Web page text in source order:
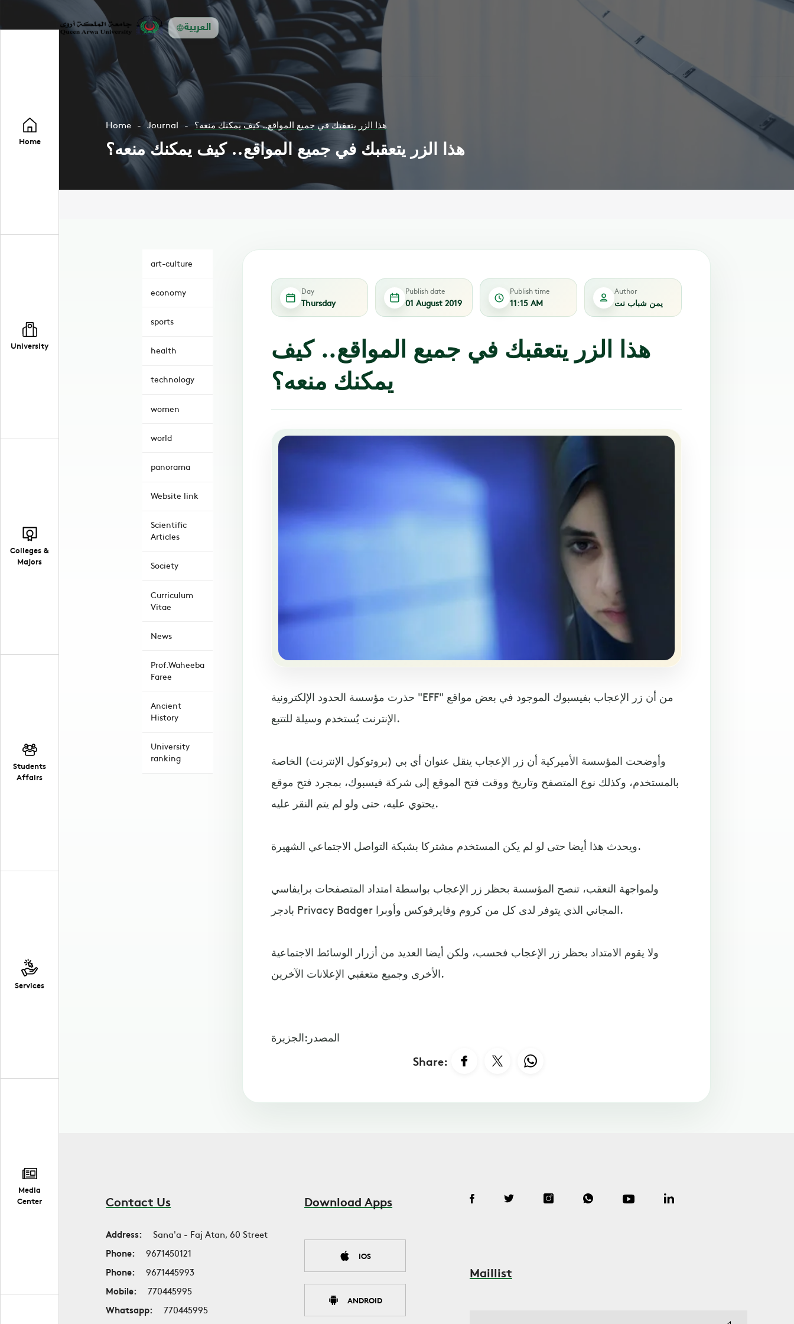
العربية
Home
University
Colleges &
Majors
Students
Affairs
Services
Media
Center
Home Journal هذا الزر يتعقبك في جميع المواقع.. كيف يمكنك منعه؟
هذا الزر يتعقبك في جميع المواقع.. كيف يمكنك منعه؟
art-culture
economy
sports
health
technology
women
world
panorama
Website link
Scientific
Articles
Society
Curriculum
Vitae
News
Prof.Waheeba
Faree
Ancient
History
University
ranking
Day
Thursday
Publish date
01 August 2019
Publish time
11:15 AM
Author
يمن شباب نت
هذا الزر يتعقبك في جميع المواقع.. كيف
يمكنك منعه؟
حذرت مؤسسة الحدود الإلكترونية "EFF" من أن زر الإعجاب بفيسبوك الموجود في بعض مواقع
الإنترنت يُستخدم وسيلة للتتبع.
وأوضحت المؤسسة الأميركية أن زر الإعجاب ينقل عنوان أي بي (بروتوكول الإنترنت) الخاصة
بالمستخدم، وكذلك نوع المتصفح وتاريخ ووقت فتح الموقع إلى شركة فيسبوك، بمجرد فتح موقع
يحتوي عليه، حتى ولو لم يتم النقر عليه.
ويحدث هذا أيضا حتى لو لم يكن المستخدم مشتركا بشبكة التواصل الاجتماعي الشهيرة.
ولمواجهة التعقب، تنصح المؤسسة بحظر زر الإعجاب بواسطة امتداد المتصفحات برايفاسي
بادجر Privacy Badger المجاني الذي يتوفر لدى كل من كروم وفايرفوكس وأوبرا.
ولا يقوم الامتداد بحظر زر الإعجاب فحسب، ولكن أيضا العديد من أزرار الوسائط الاجتماعية
الأخرى وجميع متعقبي الإعلانات الآخرين.
المصدر:الجزيرة
Share:
Contact Us
Address:
Sana'a - Faj Atan, 60 Street
Phone:
9671450121
Phone:
9671445993
Mobile:
770445995
Whatsapp:
770445995
Download Apps
IOS
ANDROID
Maillist